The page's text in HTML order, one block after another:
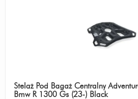
Stelaż Pod Bagaż Centralny
Bmw R 1300 Gs (23-) Black